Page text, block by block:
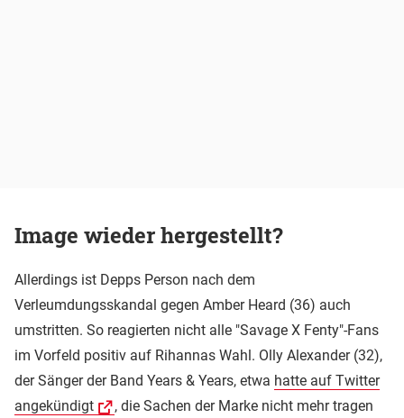
Image wieder hergestellt?
Allerdings ist Depps Person nach dem
Verleumdungsskandal gegen Amber Heard (36) auch
umstritten. So reagierten nicht alle "Savage X Fenty"-Fans
im Vorfeld positiv auf Rihannas Wahl. Olly Alexander (32),
der Sänger der Band Years & Years, etwa hatte auf Twitter
angekündigt
, die Sachen der Marke nicht mehr tragen